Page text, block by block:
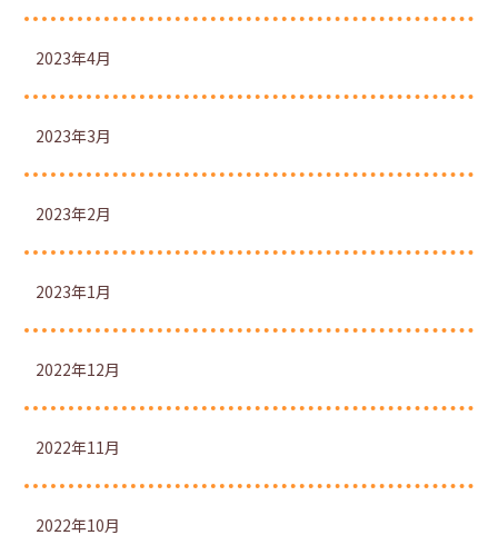
2023年4月
2023年3月
2023年2月
2023年1月
2022年12月
2022年11月
2022年10月